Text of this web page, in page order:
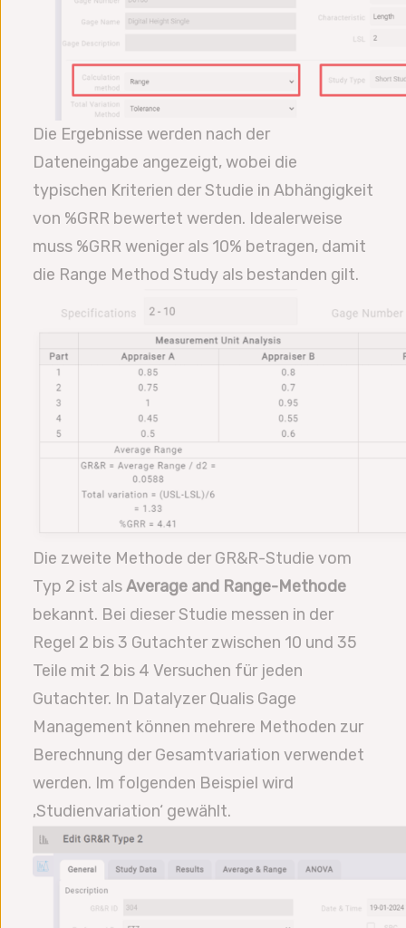
Die Ergebnisse werden nach der
Dateneingabe angezeigt, wobei die
typischen Kriterien der Studie in Abhängigkeit
von %GRR bewertet werden. Idealerweise
muss %GRR weniger als 10% betragen, damit
die Range Method Study als bestanden gilt.
Die zweite Methode der GR&R-Studie vom
Typ 2 ist alsAverage and Range-Methode
bekannt. Bei dieser Studie messen in der
Regel 2 bis 3 Gutachter zwischen 10 und 35
Teile mit 2 bis 4 Versuchen für jeden
Gutachter. In Datalyzer Qualis Gage
Management können mehrere Methoden zur
Berechnung der Gesamtvariation verwendet
werden. Im folgenden Beispiel wird
‚Studienvariation‘ gewählt.